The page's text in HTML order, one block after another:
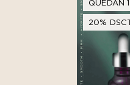
QUEDAN
20%